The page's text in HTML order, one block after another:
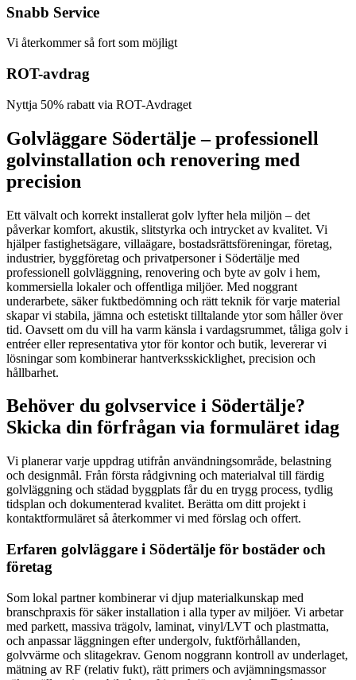
Snabb Service
Vi återkommer så fort som möjligt
ROT-avdrag
Nyttja 50% rabatt via ROT-Avdraget
Golvläggare Södertälje – professionell
golvinstallation och renovering med
precision
Ett välvalt och korrekt installerat golv lyfter hela miljön – det
påverkar komfort, akustik, slitstyrka och intrycket av kvalitet. Vi
hjälper fastighetsägare, villaägare, bostadsrättsföreningar, företag,
industrier, byggföretag och privatpersoner i Södertälje med
professionell golvläggning, renovering och byte av golv i hem,
kommersiella lokaler och offentliga miljöer. Med noggrant
underarbete, säker fuktbedömning och rätt teknik för varje material
skapar vi stabila, jämna och estetiskt tilltalande ytor som håller över
tid. Oavsett om du vill ha varm känsla i vardagsrummet, tåliga golv i
entréer eller representativa ytor för kontor och butik, levererar vi
lösningar som kombinerar hantverksskicklighet, precision och
hållbarhet.
Behöver du golvservice i Södertälje?
Skicka din förfrågan via formuläret idag
Vi planerar varje uppdrag utifrån användningsområde, belastning
och designmål. Från första rådgivning och materialval till färdig
golvläggning och städad byggplats får du en trygg process, tydlig
tidsplan och dokumenterad kvalitet. Berätta om ditt projekt i
kontaktformuläret så återkommer vi med förslag och offert.
Erfaren golvläggare i Södertälje för bostäder och
företag
Som lokal partner kombinerar vi djup materialkunskap med
branschpraxis för säker installation i alla typer av miljöer. Vi arbetar
med parkett, massiva trägolv, laminat, vinyl/LVT och plastmatta,
och anpassar läggningen efter undergolv, fuktförhållanden,
golvvärme och slitagekrav. Genom noggrann kontroll av underlaget,
mätning av RF (relativ fukt), rätt primers och avjämningsmassor